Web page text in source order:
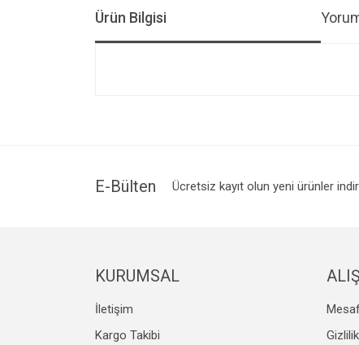
Ürün Bilgisi
Ürün bilgilerinde hatalar bulunuyor.
E-Bülten Ücretsiz kayıt olun yeni ürünler
KURUMSAL
İletişim
Kargo Takibi